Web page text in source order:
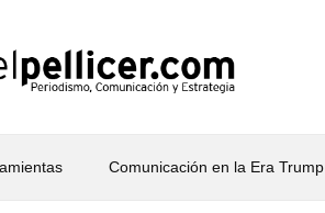
Comunicación en la Era Trump